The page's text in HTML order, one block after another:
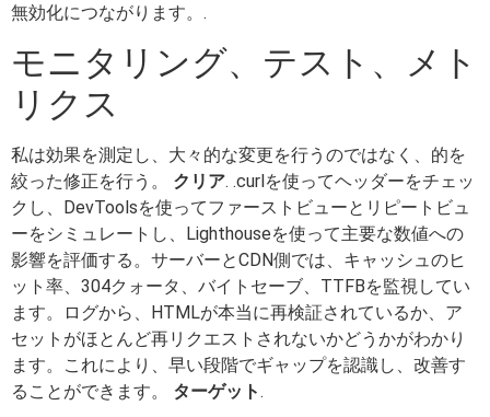
無効化につながります。.
モニタリング、テスト、メト
リクス
私は効果を測定し、大々的な変更を行うのではなく、的を
絞った修正を行う。 クリア. .curlを使ってヘッダーをチェッ
クし、DevToolsを使ってファーストビューとリピートビュ
ーをシミュレートし、Lighthouseを使って主要な数値への
影響を評価する。サーバーとCDN側では、キャッシュのヒ
ット率、304クォータ、バイトセーブ、TTFBを監視してい
ます。ログから、HTMLが本当に再検証されているか、ア
セットがほとんど再リクエストされないかどうかがわかり
ます。これにより、早い段階でギャップを認識し、改善す
ることができます。 ターゲット.